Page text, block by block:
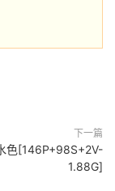
下一篇
色[146P+98S+2V-
1.88G]